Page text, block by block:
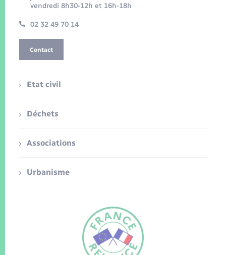
vendredi 8h30-12h et 16h-18h
02 32 49 70 14
Contact
Etat civil
Déchets
Associations
Urbanisme